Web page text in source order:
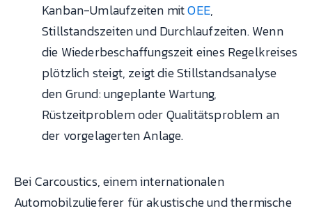
Kanban-Umlaufzeiten mitOEE,
Stillstandszeiten und Durchlaufzeiten. Wenn
die Wiederbeschaffungszeit eines Regelkreises
plötzlich steigt, zeigt die Stillstandsanalyse
den Grund: ungeplante Wartung,
Rüstzeitproblem oder Qualitätsproblem an
der vorgelagerten Anlage.
Bei Carcoustics, einem internationalen
Automobilzulieferer für akustische und thermische